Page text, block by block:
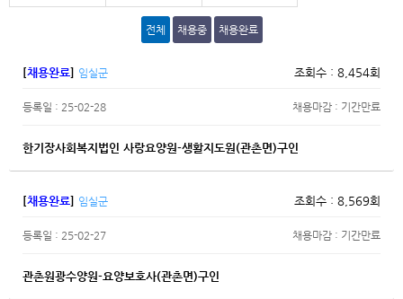
전체 채용중 채용완료
[채용완료] 임실군 조회수 : 8,454회
등록일 : 25-02-28 채용마감 : 기간만료
한기장사회복지법인 사랑요양원-생활지도원(관촌면)구인
[채용완료] 임실군 조회수 : 8,569회
등록일 : 25-02-27 채용마감 : 기간만료
관촌원광수양원-요양보호사(관촌면)구인